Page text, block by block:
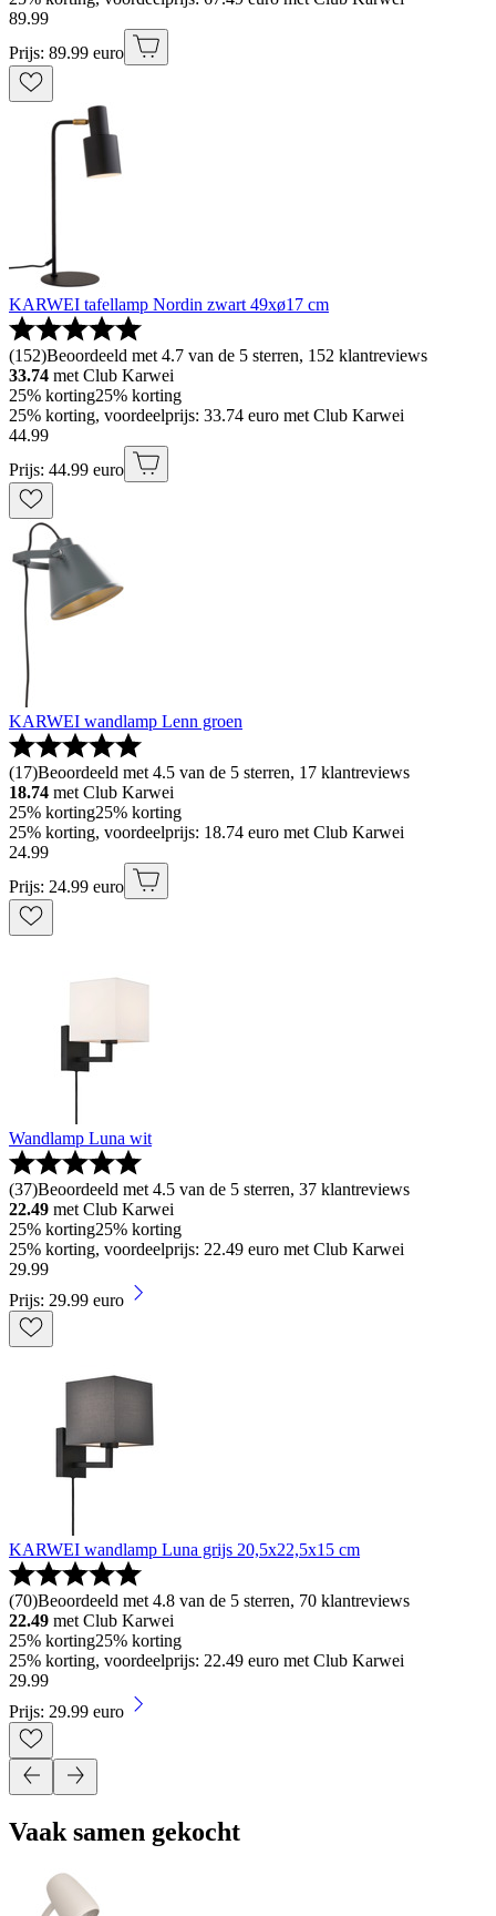
89.99
Prijs: 89.99 euro
KARWEI tafellamp Nordin zwart 49xø17 cm
(152)Beoordeeld met 4.7 van de 5 sterren, 152 klantreviews
33.74 met Club Karwei
25% korting25% korting
25% korting, voordeelprijs: 33.74 euro met Club Karwei
44.99
Prijs: 44.99 euro
KARWEI wandlamp Lenn groen
(17)Beoordeeld met 4.5 van de 5 sterren, 17 klantreviews
18.74 met Club Karwei
25% korting25% korting
25% korting, voordeelprijs: 18.74 euro met Club Karwei
24.99
Prijs: 24.99 euro
Wandlamp Luna wit
(37)Beoordeeld met 4.5 van de 5 sterren, 37 klantreviews
22.49 met Club Karwei
25% korting25% korting
25% korting, voordeelprijs: 22.49 euro met Club Karwei
29.99
Prijs: 29.99 euro
KARWEI wandlamp Luna grijs 20,5x22,5x15 cm
(70)Beoordeeld met 4.8 van de 5 sterren, 70 klantreviews
22.49 met Club Karwei
25% korting25% korting
25% korting, voordeelprijs: 22.49 euro met Club Karwei
29.99
Prijs: 29.99 euro
Vaak samen gekocht